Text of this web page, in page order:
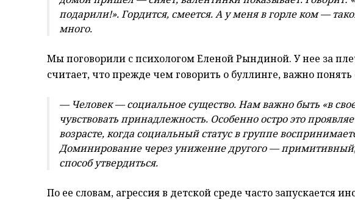
подарили!». Гордится, смеется. А у меня в горле ком —
много.
Мы поговорили с психологом Еленой Рындиной. У нее за
считает, что прежде чем говорить о буллинге, важно
— Человек — социальное существо. Нам важно быть «в
чувствовать принадлежность. Особенно остро это
возрасте, когда социальный статус в группе
Доминирование через унижение другого —
способ утвердиться.
По ее словам, агрессия в детской среде часто запускается